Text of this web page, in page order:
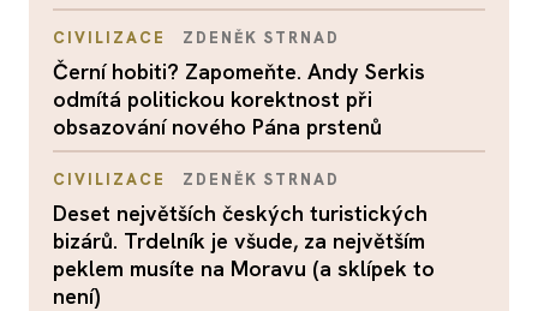
CIVILIZACE ZDENĚK STRNAD
Černí hobiti? Zapomeňte. Andy Serkis
odmítá politickou korektnost při
obsazování nového Pána prstenů
CIVILIZACE ZDENĚK STRNAD
Deset největších českých turistických
bizárů. Trdelník je všude, za největším
peklem musíte na Moravu (a sklípek to
není)